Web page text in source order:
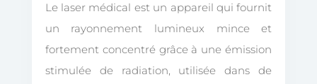
Le laser médical est un appareil qui fournit
un rayonnement lumineux mince et
fortement concentré grâce à une émission
stimulée de radiation, utilisée dans de